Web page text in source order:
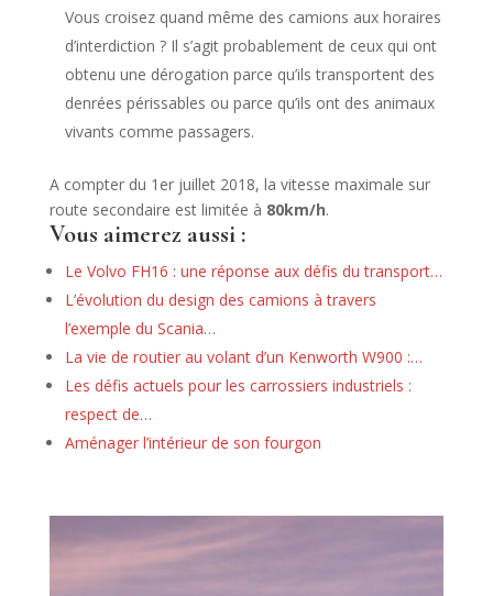
Vous croisez quand même des camions aux horaires
d’interdiction ? Il s’agit probablement de ceux qui ont
obtenu une dérogation parce qu’ils transportent des
denrées périssables ou parce qu’ils ont des animaux
vivants comme passagers.
A compter du 1er juillet 2018, la vitesse maximale sur
route secondaire est limitée à 80km/h.
Vous aimerez aussi :
Le Volvo FH16 : une réponse aux défis du transport…
L’évolution du design des camions à travers
l’exemple du Scania…
La vie de routier au volant d’un Kenworth W900 :…
Les défis actuels pour les carrossiers industriels :
respect de…
Aménager l’intérieur de son fourgon